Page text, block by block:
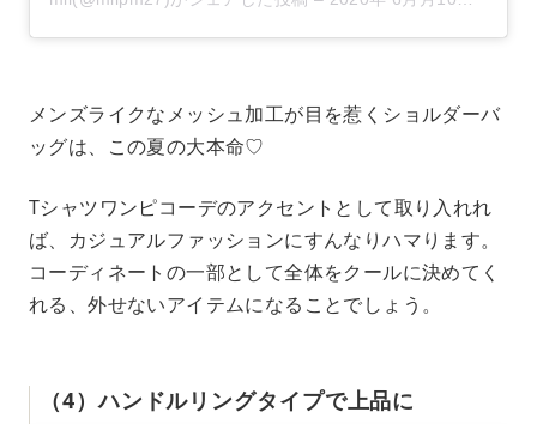
メンズライクなメッシュ加工が目を惹くショルダーバ
ッグは、この夏の大本命♡
Tシャツワンピコーデのアクセントとして取り入れれ
ば、カジュアルファッションにすんなりハマります。
コーディネートの一部として全体をクールに決めてく
れる、外せないアイテムになることでしょう。
（4）ハンドルリングタイプで上品に